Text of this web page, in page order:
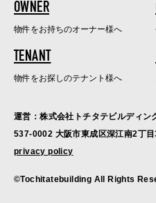
OWNER
物件をお持ちのオーナー様へ
TENANT
物件をお探しのテナント様へ
運営：株式会社トチタテビルディン
537-0002 大阪市東成区深江南2丁
privacy policy
©Tochitatebuilding All Rights